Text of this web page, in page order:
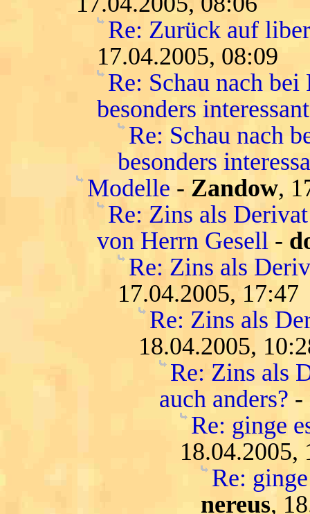
Re: Zurück auf
17.04.2005, 08:09
Re: Schau nach
besonders interessant
Re: Schau nach
besonders
Modelle - Zandow,
Re: Zins als
von Herrn Gesell -
Re: Zins als
17.04.2005, 17:47
Re: Zins als
18.04.2005,
Re: Zins als
auch anders? -
Re: ginge
18.04.2005,
Re:
nereus,